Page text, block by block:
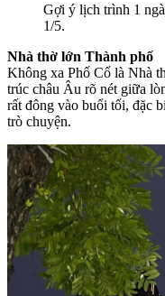
Gợi ý lịch trình 1
1/5.
Nhà thờ lớn Thành phố
Không xa Phố Cổ là Nhà
trúc châu Âu rõ nét giữa
rất đông vào buổi tối, đặc
trò chuyện.